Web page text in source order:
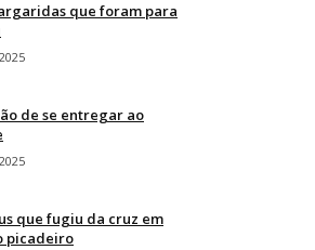
que foram para
de se entregar ao
que fugiu da cruz em
picadeiro